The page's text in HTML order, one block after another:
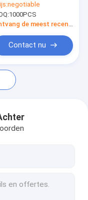
Metaal het
diep
negotiable
1000PCS
Ontvang de meest recente Prijs
Contact nu